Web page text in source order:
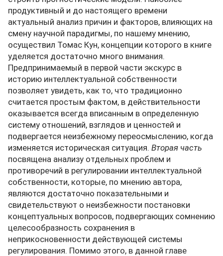
продуктивный и до настоящего времени
актуальный анализ причин и факторов, влияющих на
смену научной парадигмы, по нашему мнению,
осуществил Томас Кун, концепции которого в книге
уделяется достаточно много внимания.
Предпринимаемый в первой части экскурс в
историю интеллектуальной собственности
позволяет увидеть, как то, что традиционно
считается простым фактом, в действительности
оказывается всегда вписанным в определенную
систему отношений, взглядов и ценностей и
подвергается неизбежному переосмыслению, когда
изменяется историческая ситуация. Вторая часть
посвящена анализу отдельных проблем и
противоречий в регулировании интеллектуальной
собственности, которые, по мнению автора,
являются достаточно показательными и
свидетельствуют о неизбежности постановки
концептуальных вопросов, подвергающих сомнению
целесообразность сохранения в
неприкосновенности действующей системы
регулирования. Помимо этого, в данной главе